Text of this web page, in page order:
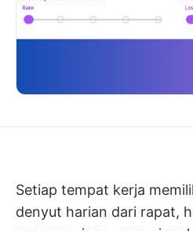
Setiap tempat kerja
denyut harian dari rapat,